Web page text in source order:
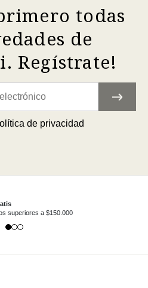
todas
de
Regístrate!
de privacidad
superiores a $150.000